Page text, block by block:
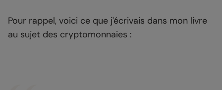
Pour rappel, voici ce que j'écrivais dans mon livre
au sujet des cryptomonnaies :